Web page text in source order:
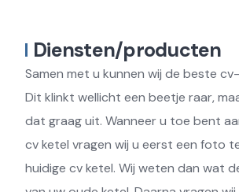
Diensten/producten
Samen met u kunnen wij de beste
Dit klinkt wellicht een beetje raar,
dat graag uit. Wanneer u toe bent
cv ketel vragen wij u eerst een foto
huidige cv ketel. Wij weten dan wat